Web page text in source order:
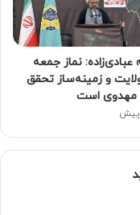
عبادی‌زاده: نماز جمعه
و زمینه‌ساز تحقق
مهدوی است